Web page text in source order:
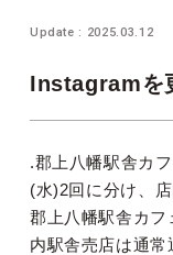
Update : 2025.03.12
Instagramを
.郡上八幡駅舎カ
(水)2回に分け、
郡上八幡駅舎カフ
内︎駅舎売店は通